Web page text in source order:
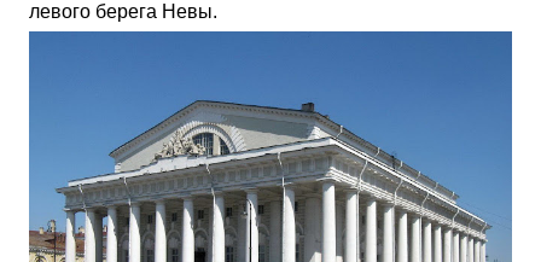
левого берега Невы.